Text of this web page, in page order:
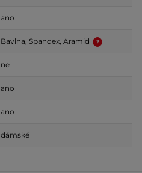
ano
Bavlna, Spandex, Aramid
ne
ano
ano
dámské